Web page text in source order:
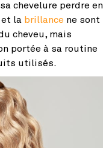
chevelure perdre en
et la brillance ne sont
cheveu, mais
portée à sa routine
utilisés.